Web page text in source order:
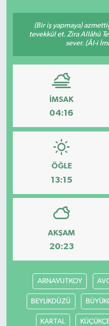
(Bir iş yapmaya)
tevekkül et. Zira Allâhü
sever. (Âl-i
İMSAK
04:16
ÖĞLE
13:15
AKŞAM
20:23
ARNAVUTKOY
BEYLİKDÜZÜ
KARTAL